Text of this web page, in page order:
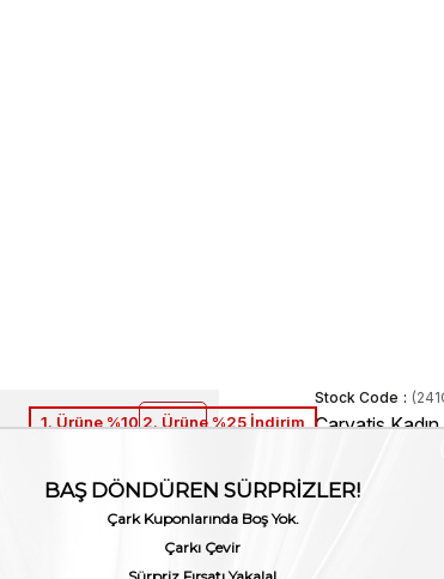
1. Ürüne %10 2. Ürüne %25 İndirim
Stock Code
Caryatis Kadın
Stock Amount